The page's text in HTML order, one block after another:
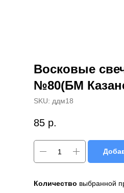
Восковые
№80(БМ
SKU: ддм18
85 р.
Количество выбранной